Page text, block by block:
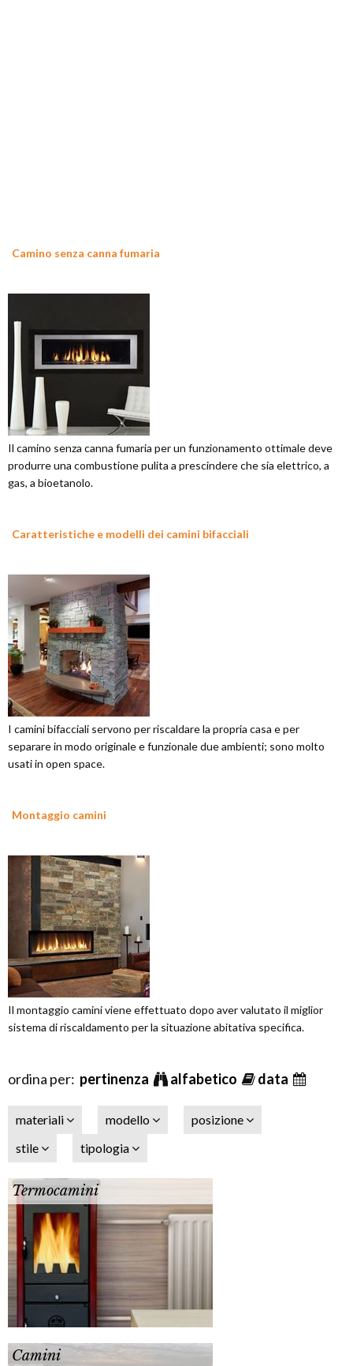
Camino senza canna fumaria
Il camino senza canna fumaria per un funzionamento ottimale deve
produrre una combustione pulita a prescindere che sia elettrico, a
gas, a bioetanolo.
Caratteristiche e modelli dei camini bifacciali
I camini bifacciali servono per riscaldare la propria casa e per
separare in modo originale e funzionale due ambienti; sono molto
usati in open space.
Montaggio camini
Il montaggio camini viene effettuato dopo aver valutato il miglior
sistema di riscaldamento per la situazione abitativa specifica.
ordina per: pertinenza alfabetico data
materiali modello
posizione
stile
tipologia
Termocamini
Camini